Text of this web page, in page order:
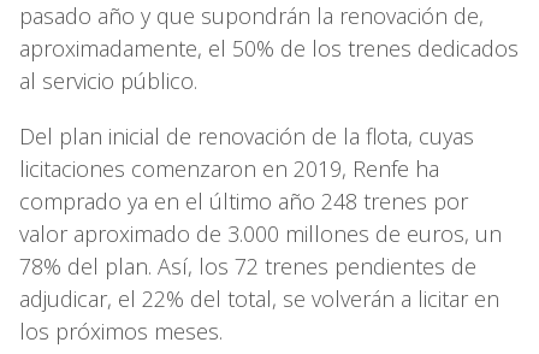
pasado año y que supondrán la renovación de,
aproximadamente, el 50% de los trenes dedicados
al servicio público.
Del plan inicial de renovación de la flota, cuyas
licitaciones comenzaron en 2019, Renfe ha
comprado ya en el último año 248 trenes por
valor aproximado de 3.000 millones de euros, un
78% del plan. Así, los 72 trenes pendientes de
adjudicar, el 22% del total, se volverán a licitar en
los próximos meses.